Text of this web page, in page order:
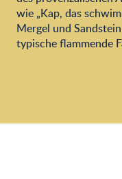
wie „Kap, das
Mergel und
typische flammende